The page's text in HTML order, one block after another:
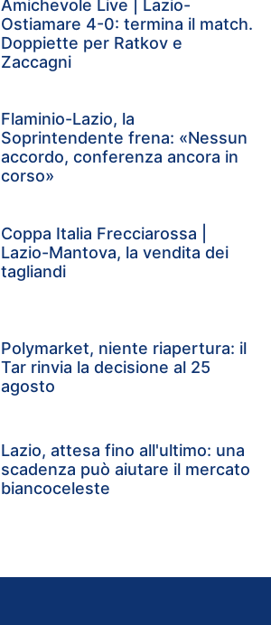
Amichevole Live | Lazio-
Ostiamare 4-0: termina il match.
Doppiette per Ratkov e
Zaccagni
Flaminio-Lazio, la
Soprintendente frena: «Nessun
accordo, conferenza ancora in
corso»
Coppa Italia Frecciarossa |
Lazio-Mantova, la vendita dei
tagliandi
Polymarket, niente riapertura: il
Tar rinvia la decisione al 25
agosto
Lazio, attesa fino all'ultimo: una
scadenza può aiutare il mercato
biancoceleste